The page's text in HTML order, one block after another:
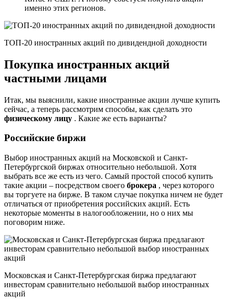
именно этих регионов.
ТОП-20 иностранных акций по дивидендной доходности
Покупка иностранных акций
частными лицами
Итак, мы выяснили, какие иностранные акции лучше купить
сейчас, а теперь рассмотрим способы, как сделать это
физическому лицу . Какие же есть варианты?
Российские биржи
Выбор иностранных акций на Московской и Санкт-
Петербургской биржах относительно небольшой. Хотя
выбрать все же есть из чего. Самый простой способ купить
такие акции – посредством своего брокера , через которого
вы торгуете на бирже. В таком случае покупка ничем не будет
отличаться от приобретения российских акций. Есть
некоторые моменты в налогообложении, но о них мы
поговорим ниже.
Московская и Санкт-Петербургская биржа предлагают
инвесторам сравнительно небольшой выбор иностранных
акций